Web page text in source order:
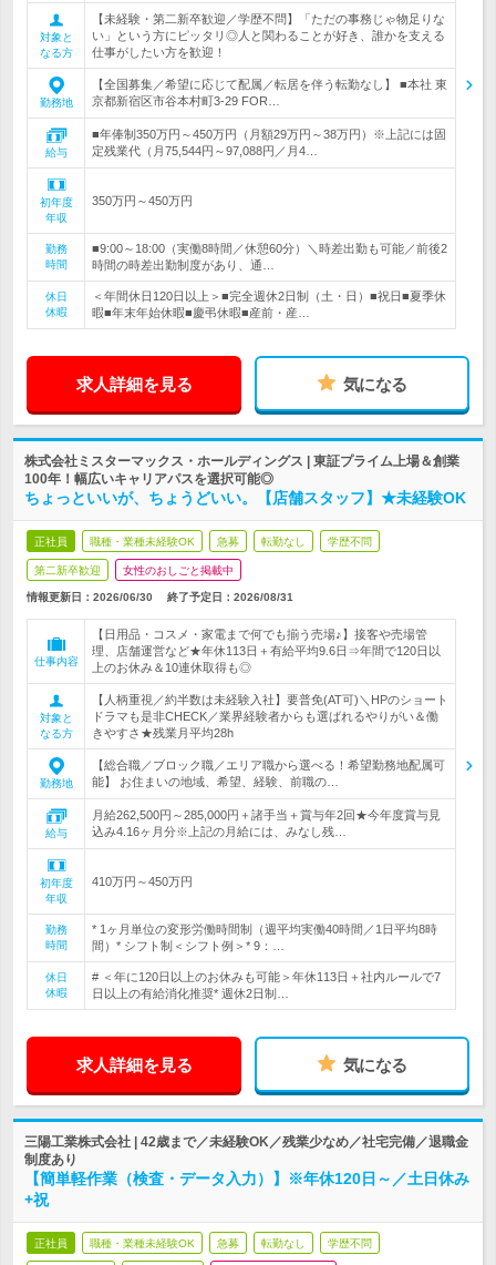
対象と
なる方
【未経験・第二新卒歓迎／学歴不問】「ただの事務じゃ物足りな
い」という方にピッタリ◎人と関わることが好き、誰かを支える
仕事がしたい方を歓迎！
勤務地
【全国募集／希望に応じて配属／転居を伴う転勤なし】 ■本社 東
京都新宿区市谷本村町3-29 FOR…
給与
■年俸制350万円～450万円（月額29万円～38万円）※上記には固
定残業代（月75,544円～97,088円／月4…
初年度
年収
350万円～450万円
勤務
時間
■9:00～18:00（実働8時間／休憩60分）＼時差出勤も可能／前後2
時間の時差出勤制度があり、通…
休日
休暇
＜年間休日120日以上＞■完全週休2日制（土・日）■祝日■夏季休
暇■年末年始休暇■慶弔休暇■産前・産…
求人詳細を見る 気になる
株式会社ミスターマックス・ホールディングス | 東証プライム上場＆創業
100年！幅広いキャリアパスを選択可能◎
ちょっといいが、ちょうどいい。【店舗スタッフ】★未経験OK
正社員 職種・業種未経験OK 急募 転勤なし 学歴不問
第二新卒歓迎 女性のおしごと掲載中
情報更新日：2026/06/30 終了予定日： 2026/08/31
仕事内容
【日用品・コスメ・家電まで何でも揃う売場♪】接客や売場管
理、店舗運営など★年休113日＋有給平均9.6日⇒年間で120日以
上のお休み＆10連休取得も◎
対象と
なる方
【人柄重視／約半数は未経験入社】要普免(AT可)＼HPのショート
ドラマも是非CHECK／業界経験者からも選ばれるやりがい＆働
きやすさ★残業月平均28h
勤務地
【総合職／ブロック職／エリア職から選べる！希望勤務地配属可
能】 お住まいの地域、希望、経験、前職の…
給与
月給262,500円～285,000円＋諸手当＋賞与年2回★今年度賞与見
込み4.16ヶ月分※上記の月給には、みなし残…
初年度
年収
410万円～450万円
勤務
時間
* 1ヶ月単位の変形労働時間制（週平均実働40時間／1日平均8時
間）* シフト制＜シフト例＞* 9：…
休日
休暇
# ＜年に120日以上のお休みも可能＞年休113日＋社内ルールで7
日以上の有給消化推奨* 週休2日制…
求人詳細を見る 気になる
三陽工業株式会社 | 42歳まで／未経験OK／残業少なめ／社宅完備／退職金
制度あり
【簡単軽作業（検査・データ入力）】※年休120日～／土日休み
+祝
正社員 職種・業種未経験OK 急募 転勤なし 学歴不問